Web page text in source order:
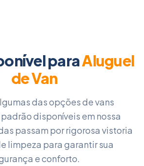
paraAluguel
de Van
das opções de vans
disponíveis em nossa
passam por rigorosa vistoria
limpeza para garantir sua
e conforto.